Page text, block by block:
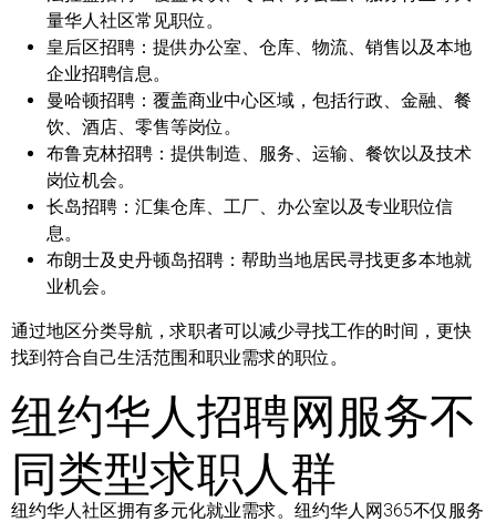
量华人社区常见职位。
皇后区招聘： 提供办公室、仓库、物流、销售以及本地
企业招聘信息。
曼哈顿招聘： 覆盖商业中心区域，包括行政、金融、餐
饮、酒店、零售等岗位。
布鲁克林招聘： 提供制造、服务、运输、餐饮以及技术
岗位机会。
长岛招聘： 汇集仓库、工厂、办公室以及专业职位信
息。
布朗士及史丹顿岛招聘： 帮助当地居民寻找更多本地就
业机会。
通过地区分类导航，求职者可以减少寻找工作的时间，更快
找到符合自己生活范围和职业需求的职位。
纽约华人招聘网服务不
同类型求职人群
纽约华人社区拥有多元化就业需求。纽约华人网365不仅服务